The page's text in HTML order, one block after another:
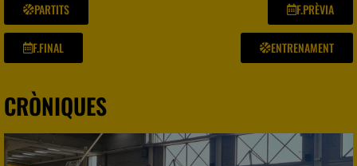
PARTITS F.PRÈVIA
F.FINAL ENTRENAMENT
CRÒNIQUES